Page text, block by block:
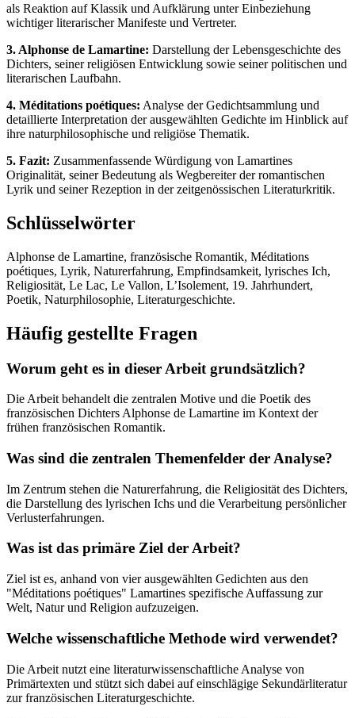
als Reaktion auf Klassik und Aufklärung unter Einbeziehung
wichtiger literarischer Manifeste und Vertreter.
3. Alphonse de Lamartine: Darstellung der Lebensgeschichte des
Dichters, seiner religiösen Entwicklung sowie seiner politischen und
literarischen Laufbahn.
4. Méditations poétiques: Analyse der Gedichtsammlung und
detaillierte Interpretation der ausgewählten Gedichte im Hinblick auf
ihre naturphilosophische und religiöse Thematik.
5. Fazit: Zusammenfassende Würdigung von Lamartines
Originalität, seiner Bedeutung als Wegbereiter der romantischen
Lyrik und seiner Rezeption in der zeitgenössischen Literaturkritik.
Schlüsselwörter
Alphonse de Lamartine, französische Romantik, Méditations
poétiques, Lyrik, Naturerfahrung, Empfindsamkeit, lyrisches Ich,
Religiosität, Le Lac, Le Vallon, L’Isolement, 19. Jahrhundert,
Poetik, Naturphilosophie, Literaturgeschichte.
Häufig gestellte Fragen
Worum geht es in dieser Arbeit grundsätzlich?
Die Arbeit behandelt die zentralen Motive und die Poetik des
französischen Dichters Alphonse de Lamartine im Kontext der
frühen französischen Romantik.
Was sind die zentralen Themenfelder der Analyse?
Im Zentrum stehen die Naturerfahrung, die Religiosität des Dichters,
die Darstellung des lyrischen Ichs und die Verarbeitung persönlicher
Verlusterfahrungen.
Was ist das primäre Ziel der Arbeit?
Ziel ist es, anhand von vier ausgewählten Gedichten aus den
"Méditations poétiques" Lamartines spezifische Auffassung zur
Welt, Natur und Religion aufzuzeigen.
Welche wissenschaftliche Methode wird verwendet?
Die Arbeit nutzt eine literaturwissenschaftliche Analyse von
Primärtexten und stützt sich dabei auf einschlägige Sekundärliteratur
zur französischen Literaturgeschichte.